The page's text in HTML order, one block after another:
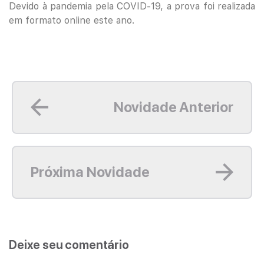
Devido à pandemia pela COVID-19, a prova foi realizada
em formato online este ano.
Novidade Anterior
Próxima Novidade
Deixe seu comentário